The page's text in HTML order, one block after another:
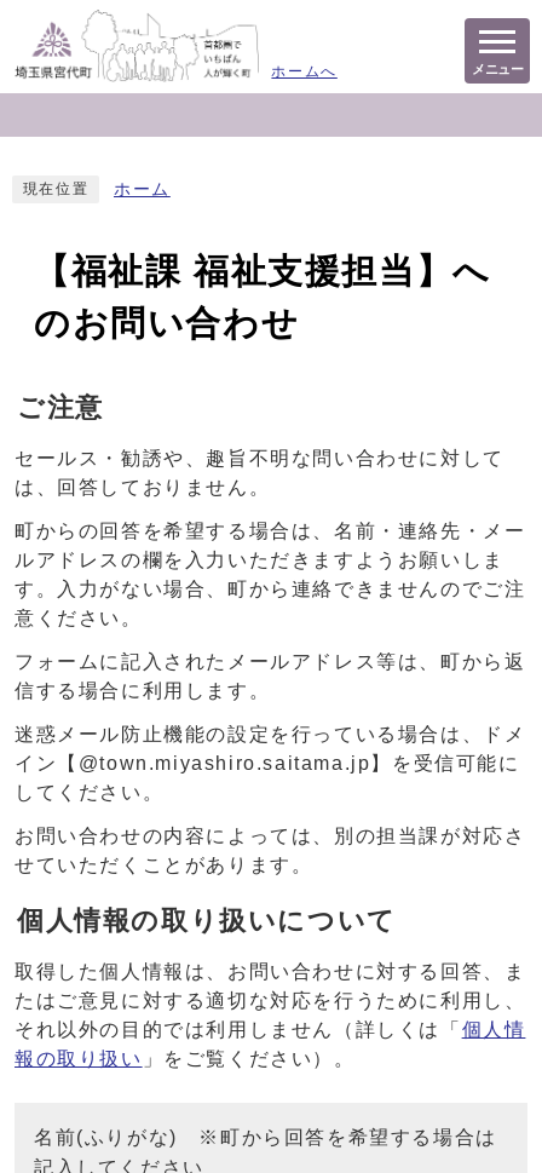
ホームへ メニュー
現在位置 ホーム
【福祉課 福祉支援担当】へ
のお問い合わせ
ご注意
セールス・勧誘や、趣旨不明な問い合わせに対して
は、回答しておりません。
町からの回答を希望する場合は、名前・連絡先・メー
ルアドレスの欄を入力いただきますようお願いしま
す。入力がない場合、町から連絡できませんのでご注
意ください。
フォームに記入されたメールアドレス等は、町から返
信する場合に利用します。
迷惑メール防止機能の設定を行っている場合は、ドメ
イン【@town.miyashiro.saitama.jp】を受信可能に
してください。
お問い合わせの内容によっては、別の担当課が対応さ
せていただくことがあります。
個人情報の取り扱いについて
取得した個人情報は、お問い合わせに対する回答、ま
たはご意見に対する適切な対応を行うために利用し、
それ以外の目的では利用しません（詳しくは「 個人情
報の取り扱い 」をご覧ください）。
名前(ふりがな) ※町から回答を希望する場合は
記入してください